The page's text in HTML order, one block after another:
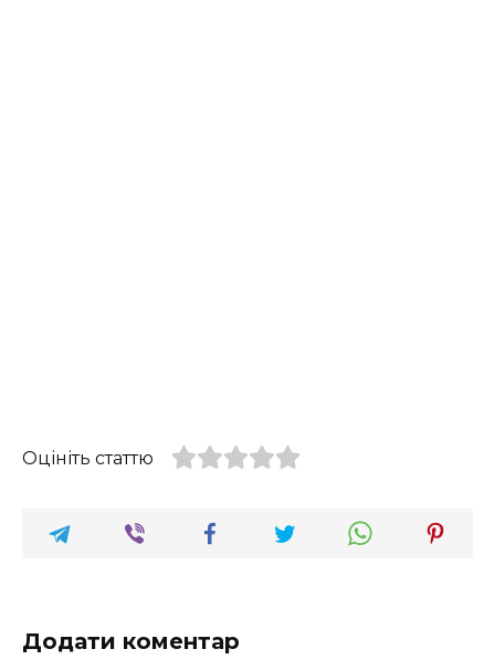
Оцініть статтю
Додати коментар